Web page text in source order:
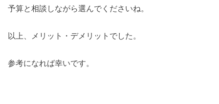
予算と相談しながら選んでくださいね。
以上、メリット・デメリットでした。
参考になれば幸いです。